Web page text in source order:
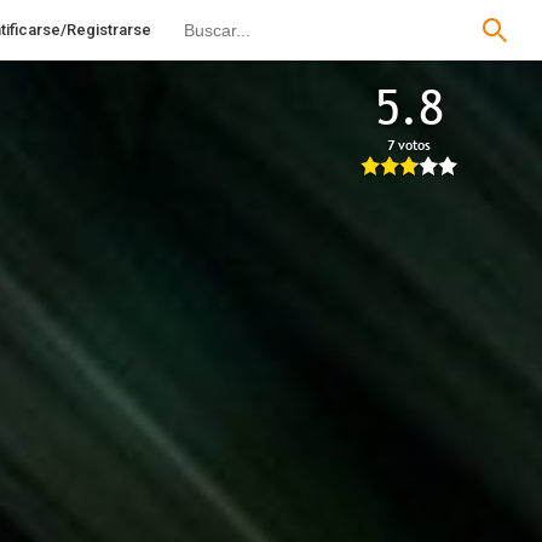
Registrarse
5.8
7 votos